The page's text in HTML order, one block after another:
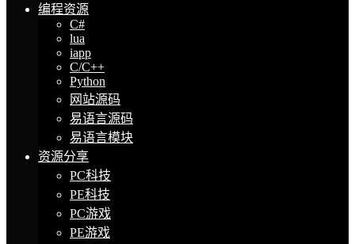
编程资源
C#
lua
iapp
C/C++
Python
网站源码
易语言源码
易语言模块
资源分享
PC科技
PE科技
PC游戏
PE游戏